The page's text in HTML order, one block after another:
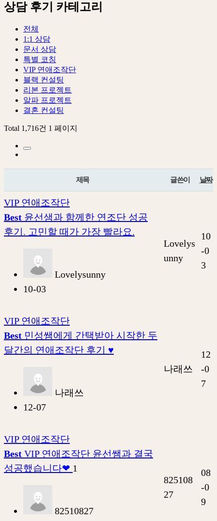
상담 후기 카테고리
전체
1:1 상담
문서 상담
특별 코칭
VIP 연애조작단
블랙 컨설팅
리본 프로젝트
알파 프로젝트
결혼 컨설팅
Total 1,716건 1 페이지
제목 글쓴이 날짜
VIP 연애조작단
Best 윤선샘과 함께한 연조단 성공
후기. 고민할 때가 가장 빨라요.
Lovelysunny
10-03
Lovelys
unny
10
-0
3
VIP 연애조작단
Best 민성쌤에게 간택받아 시작한 두
달간의 연애조작단 후기 ♥
나래쓰
12-07
나래쓰
12
-0
7
VIP 연애조작단
Best VIP 연애조작단 윤선쌤과 결국
성공했습니다❤ 1
82510827
825108
27
08
-0
9